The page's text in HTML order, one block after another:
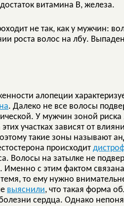
витамина B, железа.
не так, как у мужчин:
роста волос на лбу.
алопеции
. Далеко не все волосы
У мужчин зоной риска
участках зависят от
такие зоны называют
происходит
Волосы на затылке не
Именно с этим фактом
то ему нужно
выяснили, что такая форма
сердца. Однако